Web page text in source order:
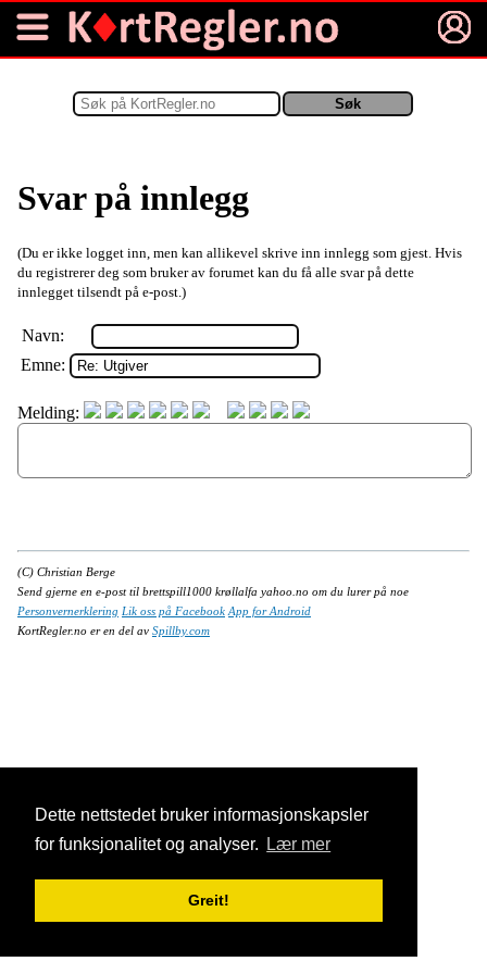
Dette nettstedet bruker informasjonskapsler
for funksjonalitet og analyser.
Lær mer
Greit!
Svar på innlegg
(Du er ikke logget inn, men kan allikevel skrive inn innlegg som gjest. Hvis
du registrerer deg som bruker av forumet kan du få alle svar på dette
innlegget tilsendt på e-post.)
Navn:
Emne:
Melding:
(C) Christian Berge
Send gjerne en e-post til brettspill1000 krøllalfa yahoo.no om du lurer på noe
Personvernerklering Lik oss på Facebook App for Android
KortRegler.no er en del av Spillby.com